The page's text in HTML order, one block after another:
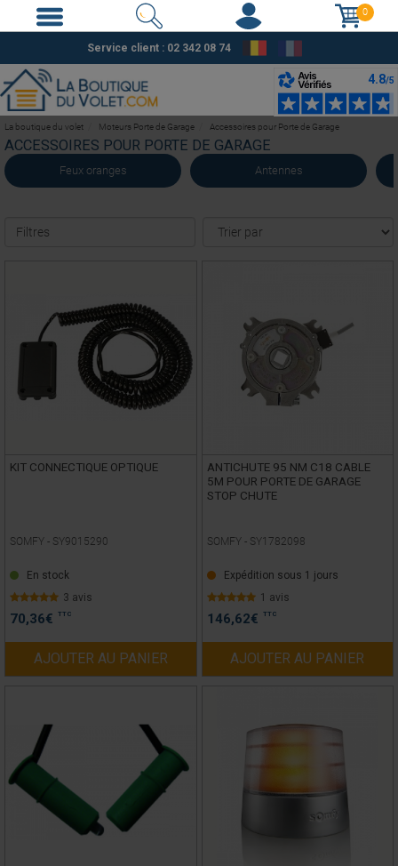
0
Service client : 02 342 08 74
ACCESSOIRES POUR PORTE DE GARAGE
Feux oranges Antennes
Filtres
KIT CONNECTIQUE OPTIQUE
SOMFY - SY9015290
En stock
3 avis
70,36€ TTC
AJOUTER AU PANIER
ANTICHUTE 95 NM C18 CABLE
5M POUR PORTE DE GARAGE
STOP CHUTE
SOMFY - SY1782098
Expédition sous 1 jours
1 avis
146,62€ TTC
AJOUTER AU PANIER
La boutique du volet Moteurs Porte de Garage Accessoires pour Porte de Garage